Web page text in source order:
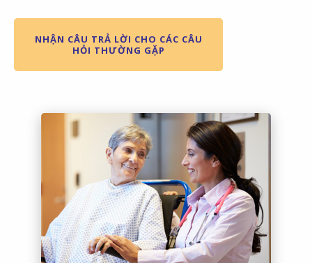
NHẬN CÂU TRẢ LỜI CHO CÁC CÂU
HỎI THƯỜNG GẶP